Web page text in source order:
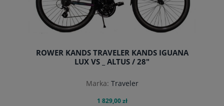
ROWER KANDS TRAVELER KANDS IGUANA
LUX VS _ ALTUS / 28"
Marka: Traveler
1 829,00 zł